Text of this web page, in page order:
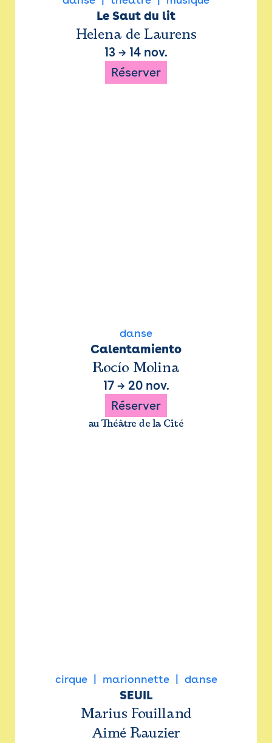
Le Saut du lit
Helena de Laurens
13 → 14 nov.
Réserver
danse
Calentamiento
Rocío Molina
17→ 20 nov.
Réserver
au Théâtre de la Cité
cirque marionnette danse
SEUIL
Marius Fouilland
Aimé Rauzier